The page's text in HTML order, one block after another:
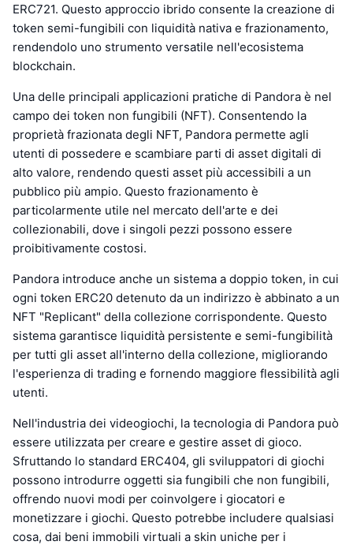
ERC721. Questo approccio ibrido consente la creazione di
token semi-fungibili con liquidità nativa e frazionamento,
rendendolo uno strumento versatile nell'ecosistema
blockchain.
Una delle principali applicazioni pratiche di Pandora è nel
campo dei token non fungibili (NFT). Consentendo la
proprietà frazionata degli NFT, Pandora permette agli
utenti di possedere e scambiare parti di asset digitali di
alto valore, rendendo questi asset più accessibili a un
pubblico più ampio. Questo frazionamento è
particolarmente utile nel mercato dell'arte e dei
collezionabili, dove i singoli pezzi possono essere
proibitivamente costosi.
Pandora introduce anche un sistema a doppio token, in cui
ogni token ERC20 detenuto da un indirizzo è abbinato a un
NFT "Replicant" della collezione corrispondente. Questo
sistema garantisce liquidità persistente e semi-fungibilità
per tutti gli asset all'interno della collezione, migliorando
l'esperienza di trading e fornendo maggiore flessibilità agli
utenti.
Nell'industria dei videogiochi, la tecnologia di Pandora può
essere utilizzata per creare e gestire asset di gioco.
Sfruttando lo standard ERC404, gli sviluppatori di giochi
possono introdurre oggetti sia fungibili che non fungibili,
offrendo nuovi modi per coinvolgere i giocatori e
monetizzare i giochi. Questo potrebbe includere qualsiasi
cosa, dai beni immobili virtuali a skin uniche per i